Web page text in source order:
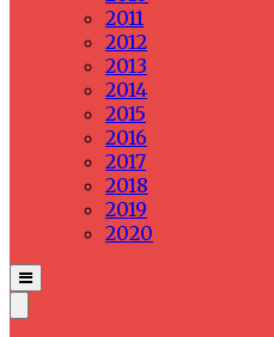
2011
2012
2013
2014
2015
2016
2017
2018
2019
2020